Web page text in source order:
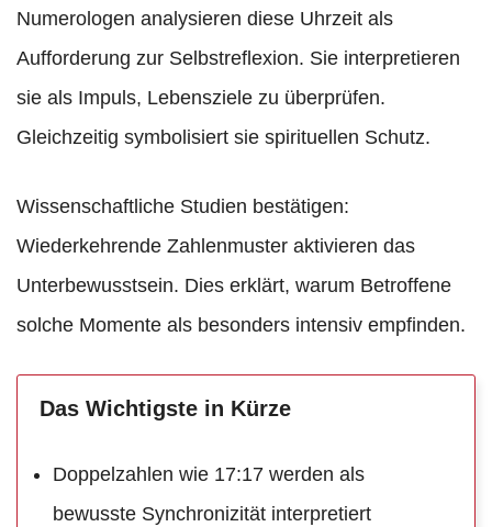
Numerologen analysieren diese Uhrzeit als
Aufforderung zur Selbstreflexion. Sie interpretieren
sie als Impuls, Lebensziele zu überprüfen.
Gleichzeitig symbolisiert sie spirituellen Schutz.
Wissenschaftliche Studien bestätigen:
Wiederkehrende Zahlenmuster aktivieren das
Unterbewusstsein. Dies erklärt, warum Betroffene
solche Momente als besonders intensiv empfinden.
Das Wichtigste in Kürze
Doppelzahlen wie 17:17 werden als
bewusste Synchronizität interpretiert